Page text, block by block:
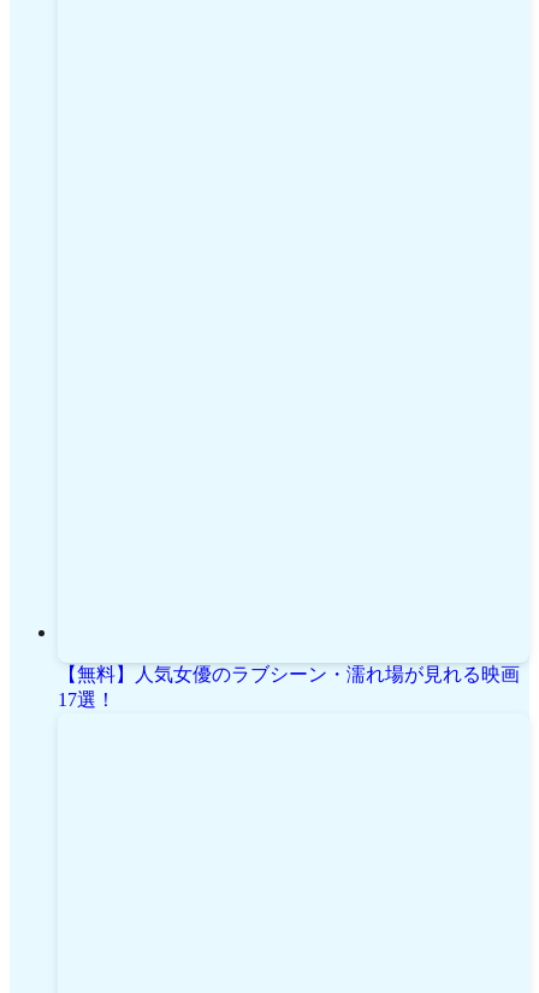
【無料】人気女優のラブシーン・濡れ場が見れる映画
17選！